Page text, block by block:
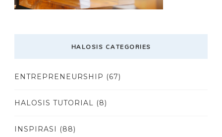
HALOSIS CATEGORIES
ENTREPRENEURSHIP (67)
HALOSIS TUTORIAL (8)
INSPIRASI (88)